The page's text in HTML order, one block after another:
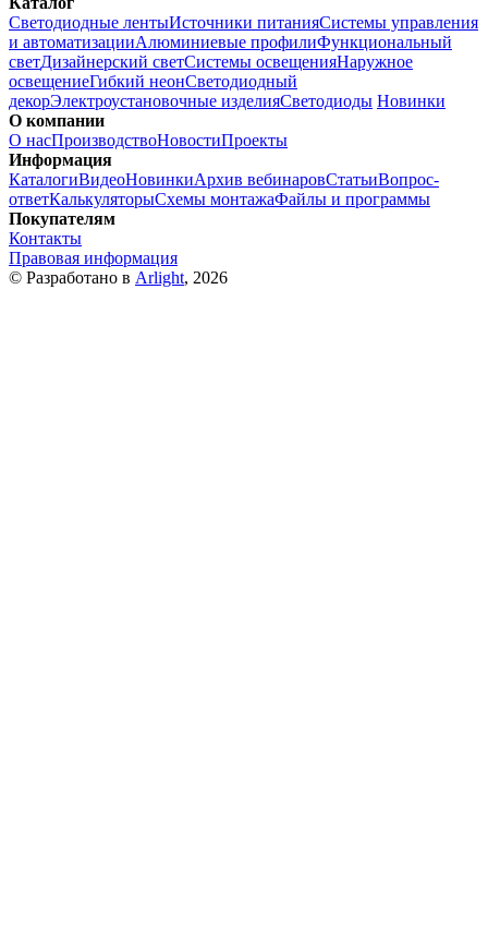
Светодиодные лентыИсточники питанияСистемы управления
и автоматизацииАлюминиевые профилиФункциональный
светДизайнерский светСистемы освещенияНаружное
освещениеГибкий неонСветодиодный
декорЭлектроустановочные изделияСветодиоды Новинки
О компании
О насПроизводствоНовостиПроекты
Информация
КаталогиВидеоНовинкиАрхив вебинаровСтатьиВопрос-
ответКалькуляторыСхемы монтажаФайлы и программы
Покупателям
Контакты
Правовая информация
© Разработано в Arlight, 2026